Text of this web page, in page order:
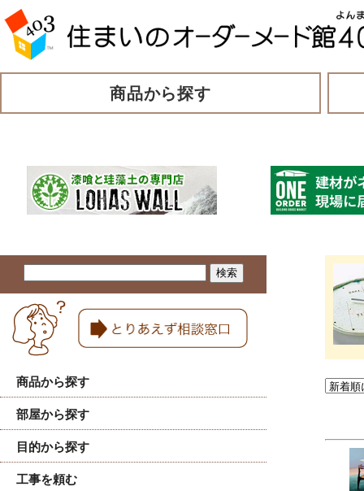
商品から探す
商品から探す
部屋から探す
目的から探す
工事を頼む